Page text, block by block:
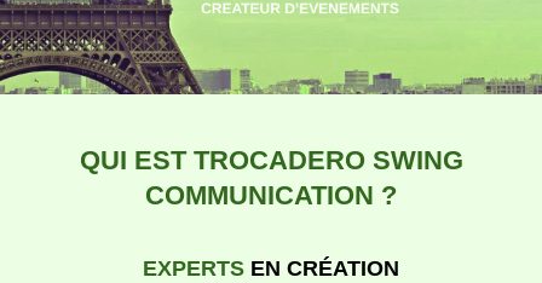
QUI EST TROCADERO SWING
COMMUNICATION ?
EXPERTS EN CRÉATION